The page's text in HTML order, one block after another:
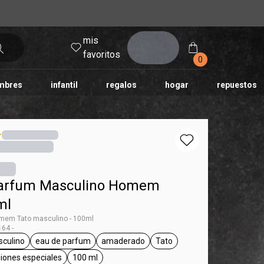
mis
favoritos
0
infantil regalos hogar repuestos
unahumor
Masculino Homem
Tato masculino - 100ml
-
Homem
general.tag masculinogeneral.tag eau de parfum
eau de parfum
general.tag amaderado
amaderado
general.tag Tato
Tato
especiales 100 ml